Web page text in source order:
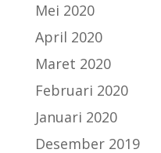
Mei 2020
April 2020
Maret 2020
Februari 2020
Januari 2020
Desember 2019